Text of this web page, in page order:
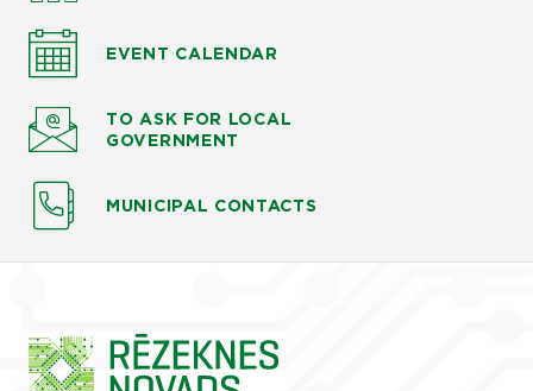
EVENT CALENDAR
TO ASK FOR LOCAL
GOVERNMENT
MUNICIPAL CONTACTS